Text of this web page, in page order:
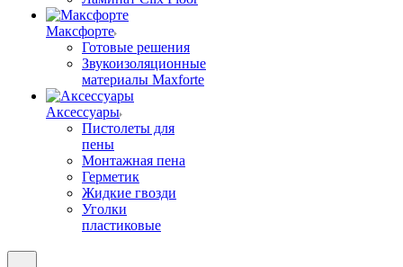
Максфорте
Готовые решения
Звукоизоляционные
материалы Maxforte
Аксессуары
Пистолеты для
пены
Монтажная пена
Герметик
Жидкие гвозди
Уголки
пластиковые